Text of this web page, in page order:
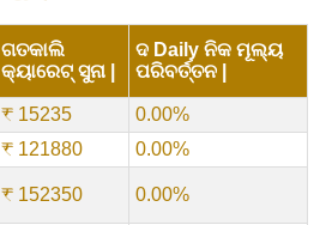
ଗତକାଲି
କ୍ୟାରେଟ୍ ସୁନା |
ଦ Daily ନିକ ମୂଲ୍ୟ
ପରିବର୍ତ୍ତନ |
₹ 15235
0.00%
₹ 121880
0.00%
₹ 152350 0.00%